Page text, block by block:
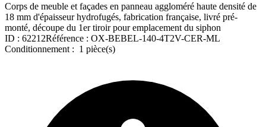
Corps de meuble et façades en panneau aggloméré haute densité de
18 mm d'épaisseur hydrofugés, fabrication française, livré pré-
monté, découpe du 1er tiroir pour emplacement du siphon
ID : 62212Référence : OX-BEBEL-140-4T2V-CER-ML
Conditionnement : 1 pièce(s)